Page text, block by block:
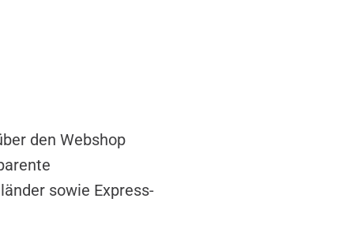
den Webshop
sowie Express-